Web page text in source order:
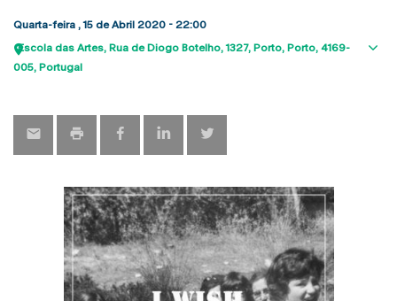
Quarta-feira , 15 de Abril 2020 - 22:00
Escola das Artes Rua de Diogo Botelho, 1327 Porto Porto 4169-
005 Portugal